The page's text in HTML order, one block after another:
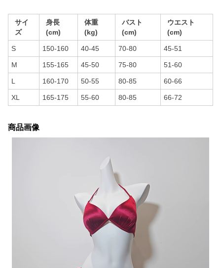
サイ
ズ
身長
(cm)
体重
(kg)
バスト
(cm)
ウエスト
(cm)
S 150-160 40-45 70-80 45-51
M 155-165 45-50 75-80 51-60
L 160-170 50-55 80-85 60-66
XL 165-175 55-60 80-85 66-72
商品画像